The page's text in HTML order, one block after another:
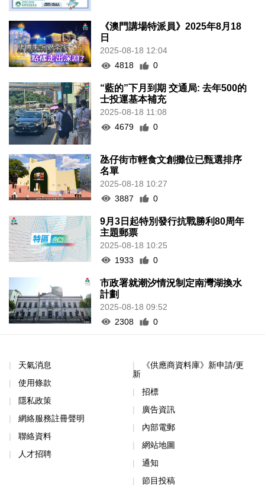
《澳門講場特派員》2025年8月18
日
2025-08-18 12:04
4818
0
“藍的”下月到期 交通局: 去年500的
士投運基本補充
2025-08-18 11:08
4679
0
氹仔街市輕食文創攤位已甄選排序
名單
2025-08-18 10:27
3887
0
9月3日起特別發行抗戰勝利80周年
主題郵票
2025-08-18 10:25
1933
0
市政署就潮汐情況制定南灣湖換水
計劃
2025-08-18 09:52
2308
0
天氣消息
使用條款
隱私政策
網絡服務註冊聲明
聯絡資料
人才招聘
《供應商資料庫》新申請/更
新
招標
廣告資訊
內部電郵
網站地圖
通知
節目投稿